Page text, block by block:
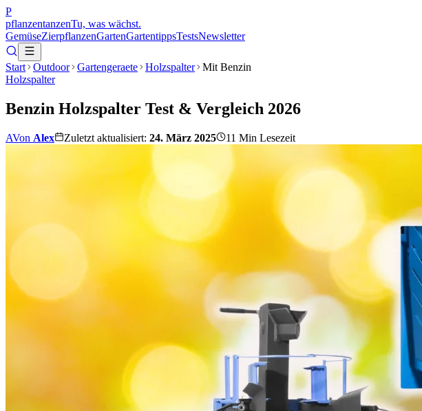
P
pflanzentanzenTu, was wächst.
GemüseZierpflanzenGartenGartentippsTestsNewsletter
Start Outdoor Gartengeraete Holzspalter
Mit Benzin
Holzspalter
Benzin Holzspalter Test & Vergleich 2026
AVon Alex Zuletzt aktualisiert: 24. März 2025 11 Min Lesezeit